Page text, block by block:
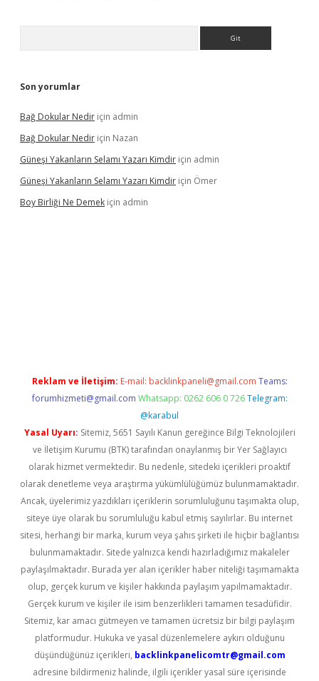
Son yorumlar
Bağ Dokular Nedir için admin
Bağ Dokular Nedir için Nazan
Güneşi Yakanların Selamı Yazarı Kimdir için admin
Güneşi Yakanların Selamı Yazarı Kimdir için Ömer
Boy Birliği Ne Demek için admin
Reklam ve İletişim: E-mail: backlinkpaneli@gmail.com Teams:
forumhizmeti@gmail.com Whatsapp: 0262 606 0 726 Telegram:
@karabul
Yasal Uyarı: Sitemiz, 5651 Sayılı Kanun gereğince Bilgi Teknolojileri
ve İletişim Kurumu (BTK) tarafından onaylanmış bir Yer Sağlayıcı
olarak hizmet vermektedir. Bu nedenle, sitedeki içerikleri proaktif
olarak denetleme veya araştırma yükümlülüğümüz bulunmamaktadır.
Ancak, üyelerimiz yazdıkları içeriklerin sorumluluğunu taşımakta olup,
siteye üye olarak bu sorumluluğu kabul etmiş sayılırlar. Bu internet
sitesi, herhangi bir marka, kurum veya şahıs şirketi ile hiçbir bağlantısı
bulunmamaktadır. Sitede yalnızca kendi hazırladığımız makaleler
paylaşılmaktadır. Burada yer alan içerikler haber niteliği taşımamakta
olup, gerçek kurum ve kişiler hakkında paylaşım yapılmamaktadır.
Gerçek kurum ve kişiler ile isim benzerlikleri tamamen tesadüfidir.
Sitemiz, kar amacı gütmeyen ve tamamen ücretsiz bir bilgi paylaşım
platformudur. Hukuka ve yasal düzenlemelere aykırı olduğunu
düşündüğünüz içerikleri, backlinkpanelicomtr@gmail.com
adresine bildirmeniz halinde, ilgili içerikler yasal süre içerisinde